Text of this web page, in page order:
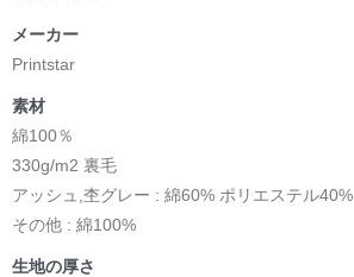
メーカー
Printstar
素材
綿100％
330g/m2 裏毛
アッシュ,杢グレー : 綿60% ポリエステル40%
その他 : 綿100%
生地の厚さ